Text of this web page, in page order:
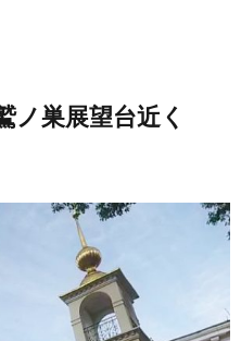
ノ巣展望台近く